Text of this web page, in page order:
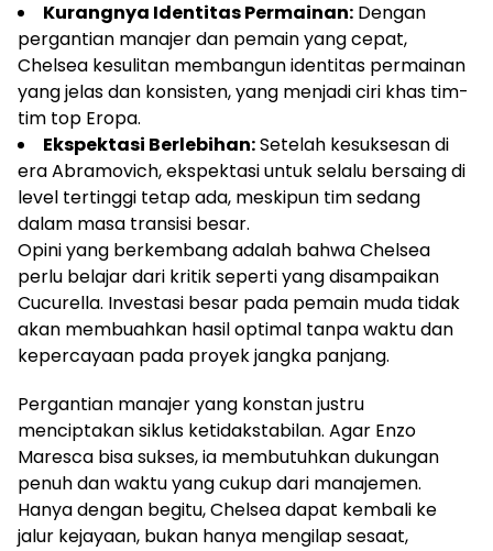
Kurangnya Identitas Permainan: Dengan
pergantian manajer dan pemain yang cepat,
Chelsea kesulitan membangun identitas permainan
yang jelas dan konsisten, yang menjadi ciri khas tim-
tim top Eropa.
Ekspektasi Berlebihan:Setelah kesuksesan di
era Abramovich, ekspektasi untuk selalu bersaing di
level tertinggi tetap ada, meskipun tim sedang
dalam masa transisi besar.
Opini yang berkembang adalah bahwa Chelsea
perlu belajar dari kritik seperti yang disampaikan
Cucurella. Investasi besar pada pemain muda tidak
akan membuahkan hasil optimal tanpa waktu dan
kepercayaan pada proyek jangka panjang.
Pergantian manajer yang konstan justru
menciptakan siklus ketidakstabilan. Agar Enzo
Maresca bisa sukses, ia membutuhkan dukungan
penuh dan waktu yang cukup dari manajemen.
Hanya dengan begitu, Chelsea dapat kembali ke
jalur kejayaan, bukan hanya mengilap sesaat,